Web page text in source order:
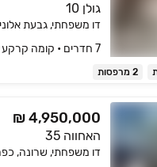
גולן 10
דו משפחתי, גבעת
7 חדרים • קומה ‎קרקע‏ • 250 מ״ר
2 מרפסות
₪ 4,950,000
האחווה 35
דו משפחתי, שרונה,